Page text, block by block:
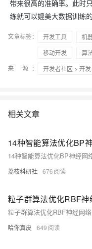
带来很高的准确率。此时
练就可以媲美大数据训练
文章标签： 开发工具 机
移动开发
算
来 源：
开发者社区 > 开
相关文章
荔枝科研社 676
粒子群算法优化RBF
粒子群算法优化RBF神经网
哈你真皮 649